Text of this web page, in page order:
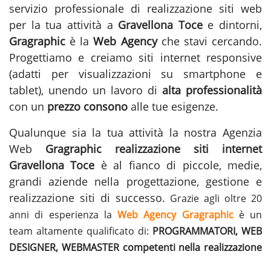
servizio professionale di realizzazione siti web
per la tua attività a Gravellona Tocee dintorni,
Gragraphic è laWeb Agencyche stavi cercando.
Progettiamo e creiamo siti internet responsive
(adatti per visualizzazioni su smartphone e
tablet), unendo un lavoro di alta professionalità
con un prezzo consono alle tue esigenze.
Qualunque sia la tua attività la nostra Agenzia
Web Gragraphic realizzazione siti internet
Gravellona Toce è al fianco di piccole, medie,
grandi aziende nella progettazione, gestione e
realizzazione siti di successo. Grazie agli oltre 20
anni di esperienza la Web Agency Gragraphicè un
team altamente qualificato di: PROGRAMMATORI, WEB
DESIGNER, WEBMASTER competenti nella realizzazione